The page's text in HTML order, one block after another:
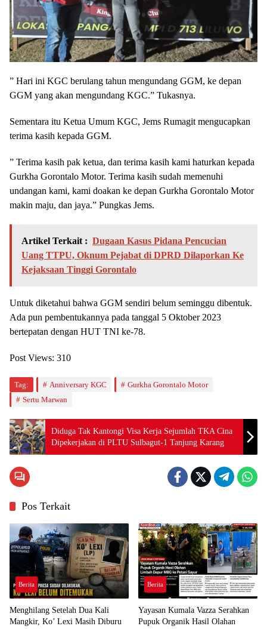
” Hari ini KGC berulang tahun mengundang GGM, ke depan
GGM yang akan mengundang KGC.” Tukasnya.
Sementara itu Ketua Umum KGC, Jems Rumagit mengucapkan
terima kasih kepada GGM.
” Terima kasih pak ketua, dan terima kasih kami haturkan kepada
Gurkha Gorontalo Motor. Terima kasih sudah memenuhi
undangan kami, kami doakan ke depan Gurkha Gorontalo Motor
makin maju, dan jaya.” Pungkas Jems.
Artikel Terkait : Dugaan Kasus Pidana Pencucian
Uang TTPU, Oknum Pejabat di DPRD Dilaporkan Ke
Kejaksaan Tinggi Gorontalo
Untuk diketahui bahwa GGM sendiri belum seminggu dibentuk.
Ada pun pembentukannya pada tanggal 5 Oktober 2023
bertepatan dengan HUT TNI ke-78.
Post Views: 310
Tag: Anniversary KGC
Gurkha Gorontalo Motor
Sertu Marwan
Diduga Tak Kantongi Visa Kerja Sejumlah TKA Cina
Dipekerjakan di PLTU Sulbagut-1 Tanjung Karang
Pos Terkait
Berita
Menghilang Setelah Dua Kali
Mangkir, Ko’ Lexi Masih Diburu
Berita
Yayasan Kumala Vazza Serahkan
Pupuk Organik Hasil Olahan